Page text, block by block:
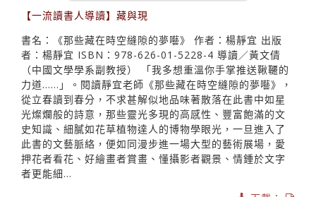
【一流讀書人導讀】藏與現
書名：《那些藏在時空縫隙的夢囈》 作者：楊靜宜 出版
者：楊靜宜 ISBN：978-626-01-5228-4 導讀／黃文倩
（中國文學學系副教授） 「我多想重溫你手掌推送鞦韆的
力道……」。閱讀靜宜老師《那些藏在時空縫隙的夢囈》，
從立春讀到春分，不求甚解似地品味著散落在此書中如星
光燦爛般的詩意，那些靈光多現的高感性、豐富飽滿的文
史知識、細膩如花草植物達人的博物學眼光，一旦進入了
此書的文藝脈絡，便如同漫步進一場大型的藝術展場，愛
押花者看花、好繪畫者賞畫、懂攝影者觀景、情鍾於文字
者更能細...